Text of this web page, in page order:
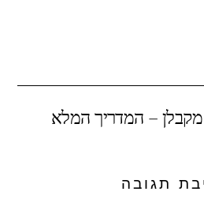
– המדריך המלא
תגובה